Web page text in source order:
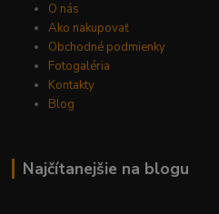
O nás
Ako nakupovať
Obchodné podmienky
Fotogaléria
Kontakty
Blog
Najčítanejšie na blogu